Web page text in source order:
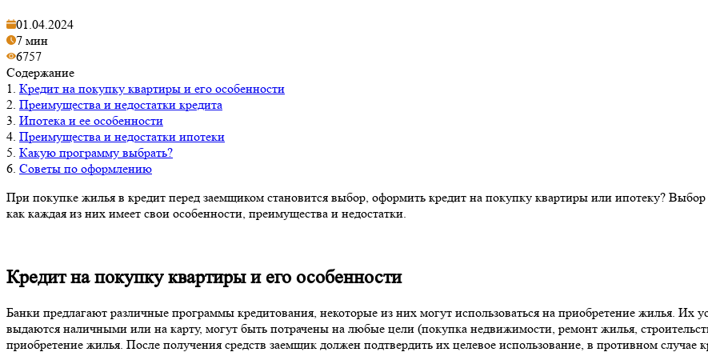
01.04.2024
7 мин
6757
Содержание
1. Кредит на покупку квартиры и его особенности
2. Преимущества и недостатки кредита
3. Ипотека и ее особенности
4. Преимущества и недостатки ипотеки
5. Какую программу выбрать?
6. Советы по оформлению
При покупке жилья в кредит перед заемщиком становится выбор, оформить кредит на покупку квартиры или ипотеку?
как каждая из них имеет свои особенности, преимущества и недостатки.
Кредит на покупку квартиры и его особенности
Банки предлагают различные программы кредитования, некоторые из них могут использоваться на приобретение жилья. Их
выдаются наличными или на карту, могут быть потрачены на любые цели (покупка недвижимости, ремонт жилья,
приобретение жилья. После получения средств заемщик должен подтвердить их целевое использование, в противном случае